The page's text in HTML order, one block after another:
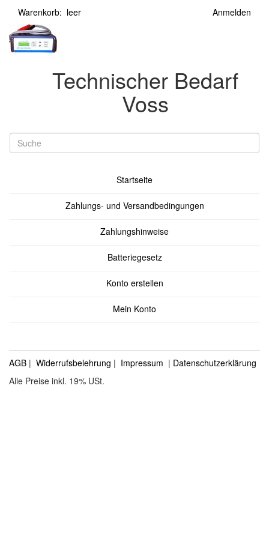
Warenkorb: leer Anmelden
Technischer Bedarf
Voss
Startseite
Zahlungs- und Versandbedingungen
Zahlungshinweise
Batteriegesetz
Konto erstellen
Mein Konto
AGB | Widerrufsbelehrung | Impressum | Datenschutzerklärung
Alle Preise inkl. 19% USt.